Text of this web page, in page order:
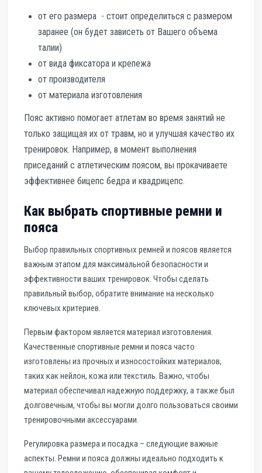
от его размера - стоит определиться с размером
заранее (он будет зависеть от Вашего объема
талии)
от вида фиксатора и крепежа
от производителя
от материала изготовления
Пояс активно помогает атлетам во время занятий не
только защищая их от травм, но и улучшая качество их
тренировок. Например, в момент выполнения
приседаний с атлетическим поясом, вы прокачиваете
эффективнее бицепс бедра и квадрицепс.
Как выбрать спортивные ремни и
пояса
Выбор правильных спортивных ремней и поясов является
важным этапом для максимальной безопасности и
эффективности ваших тренировок. Чтобы сделать
правильный выбор, обратите внимание на несколько
ключевых критериев.
Первым фактором является материал изготовления.
Качественные спортивные ремни и пояса часто
изготовлены из прочных и износостойких материалов,
таких как нейлон, кожа или текстиль. Важно, чтобы
материал обеспечивал надежную поддержку, а также был
долговечным, чтобы вы могли долго пользоваться своими
тренировочными аксессуарами.
Регулировка размера и посадка – следующие важные
аспекты. Ремни и пояса должны идеально подходить к